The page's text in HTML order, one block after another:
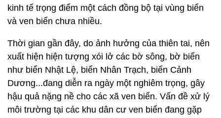
kinh tế trọng điểm một cách đồng bộ tại vùng biển
và ven biển chưa nhiều.
Thời gian gần đây, do ảnh hưởng của thiên tai, nên
xuất hiện hiện tượng xói lở các bờ sông, bờ biển
như biển Nhật Lệ, biển Nhân Trạch, biển Cảnh
Dương...đang diễn ra ngày một nghiêm trọng, gây
hậu quả nặng nề cho các xã ven biển. Vấn đề xử lý
môi trường tại các khu dân cư ven biển đang gặp